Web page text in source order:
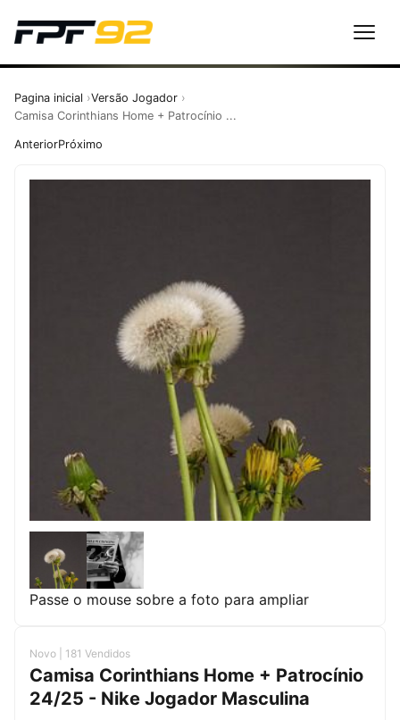
Pagina inicial
Versão Jogador
Camisa Corinthians Home + Patrocínio ...
AnteriorPróximo
Passe o mouse sobre a foto para ampliar
Novo | 181 Vendidos
Camisa Corinthians Home + Patrocínio
24/25 - Nike Jogador Masculina